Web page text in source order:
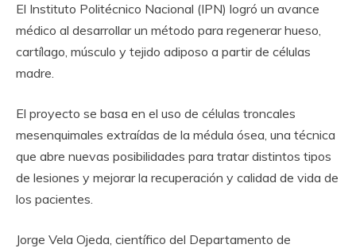
El Instituto Politécnico Nacional (IPN) logró un avance
médico al desarrollar un método para regenerar hueso,
cartílago, músculo y tejido adiposo a partir de células
madre.
El proyecto se basa en el uso de células troncales
mesenquimales extraídas de la médula ósea, una técnica
que abre nuevas posibilidades para tratar distintos tipos
de lesiones y mejorar la recuperación y calidad de vida de
los pacientes.
Jorge Vela Ojeda, científico del Departamento de